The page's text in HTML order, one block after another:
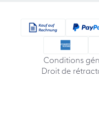
Conditions
Droit de